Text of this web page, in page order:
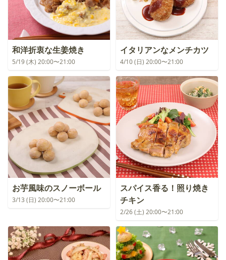
和洋折衷な生姜焼き
5/19 (木) 20:00〜21:00
イタリアンなメンチカツ
4/10 (日) 20:00〜21:00
お芋風味のスノーボール
3/13 (日) 20:00〜21:00
スパイス香る！照り焼き
チキン
2/26 (土) 20:00〜21:00